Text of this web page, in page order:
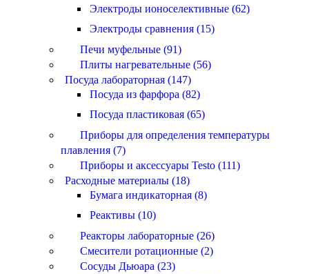
Электроды ионоселективные (62)
Электроды сравнения (15)
Печи муфельные (91)
Плиты нагревательные (56)
Посуда лабораторная (147)
Посуда из фарфора (82)
Посуда пластиковая (65)
Приборы для определения температуры
плавления (7)
Приборы и аксессуары Testo (111)
Расходные материалы (18)
Бумага индикаторная (8)
Реактивы (10)
Реакторы лабораторные (26)
Смесители ротационные (2)
Сосуды Дьюара (23)